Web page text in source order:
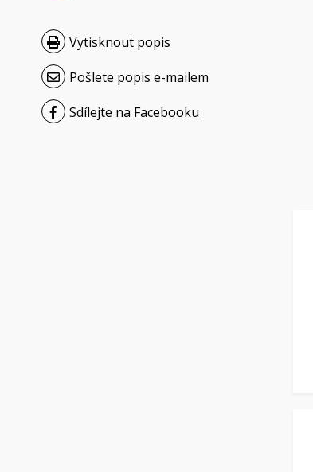
Vytisknout popis
Pošlete popis e-mailem
Sdílejte na Facebooku